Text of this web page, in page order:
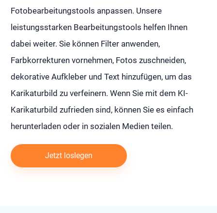
Fotobearbeitungstools anpassen. Unsere
leistungsstarken Bearbeitungstools helfen Ihnen
dabei weiter. Sie können Filter anwenden,
Farbkorrekturen vornehmen, Fotos zuschneiden,
dekorative Aufkleber und Text hinzufügen, um das
Karikaturbild zu verfeinern. Wenn Sie mit dem KI-
Karikaturbild zufrieden sind, können Sie es einfach
herunterladen oder in sozialen Medien teilen.
Jetzt loslegen